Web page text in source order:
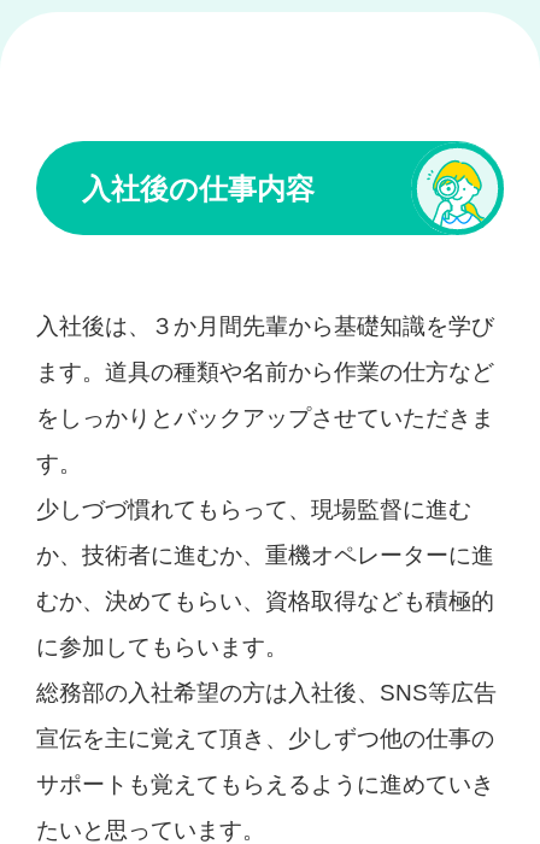
入社後の仕事内容
入社後は、３か月間先輩から基礎知識を学び
ます。道具の種類や名前から作業の仕方など
をしっかりとバックアップさせていただきま
す。
少しづづ慣れてもらって、現場監督に進む
か、技術者に進むか、重機オペレーターに進
むか、決めてもらい、資格取得なども積極的
に参加してもらいます。
総務部の入社希望の方は入社後、SNS等広告
宣伝を主に覚えて頂き、少しずつ他の仕事の
サポートも覚えてもらえるように進めていき
たいと思っています。